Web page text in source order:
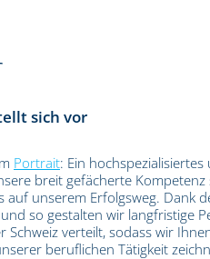
sich vor
Portrait: Ein
breit gefächerte
auf unserem Erfolgsweg. Dank
so gestalten wir langfristige
Schweiz verteilt, sodass wir
beruflichen Tätigkeit